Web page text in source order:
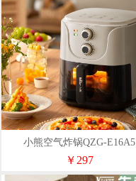
小熊空气炸锅QZG-E16A5
￥297